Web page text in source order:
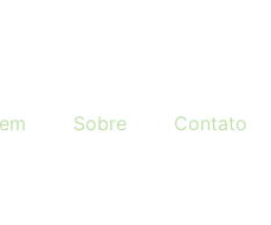
Sobre Contato